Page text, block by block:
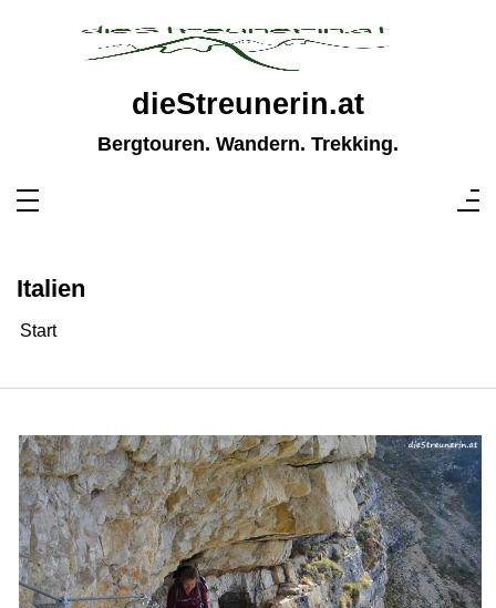
dieStreunerin.at
Bergtouren. Wandern. Trekking.
Italien
Start